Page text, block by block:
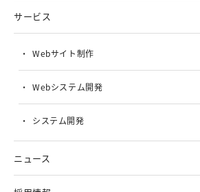
サービス
Webサイト制作
Webシステム開発
システム開発
ニュース